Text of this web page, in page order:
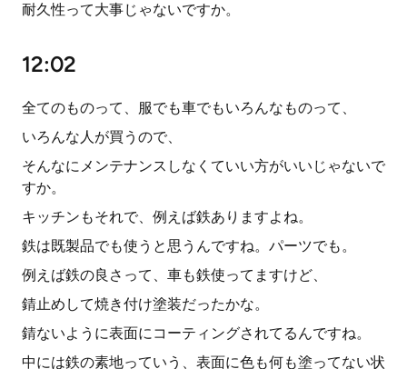
耐久性って大事じゃないですか。
12:02
全てのものって、服でも車でもいろんなものって、
いろんな人が買うので、
そんなにメンテナンスしなくていい方がいいじゃないで
すか。
キッチンもそれで、例えば鉄ありますよね。
鉄は既製品でも使うと思うんですね。パーツでも。
例えば鉄の良さって、車も鉄使ってますけど、
錆止めして焼き付け塗装だったかな。
錆ないように表面にコーティングされてるんですね。
中には鉄の素地っていう、表面に色も何も塗ってない状